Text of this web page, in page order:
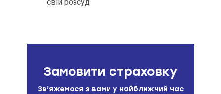
свій розсуд
Замовити страховку
Зв’яжемося з вами у найближчий час